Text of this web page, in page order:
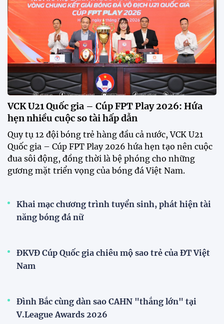
VCK U21 Quốc gia – Cúp FPT Play 2026: Hứa
hẹn nhiều cuộc so tài hấp dẫn
Quy tụ 12 đội bóng trẻ hàng đầu cả nước, VCK U21
Quốc gia – Cúp FPT Play 2026 hứa hẹn tạo nên cuộc
đua sôi động, đồng thời là bệ phóng cho những
gương mặt triển vọng của bóng đá Việt Nam.
Khai mạc chương trình tuyển sinh, phát hiện tài
năng bóng đá nữ
ĐKVĐ Cúp Quốc gia chiêu mộ sao trẻ của ĐT Việt
Nam
Đình Bắc cùng dàn sao CAHN "thắng lớn" tại
V.League Awards 2026